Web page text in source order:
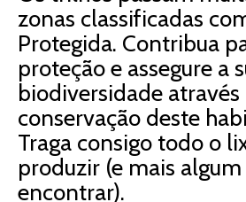
zonas classificadas
Protegida. Contribua
proteção e assegure a
biodiversidade através
conservação deste
Traga consigo todo o
produzir (e mais
encontrar).